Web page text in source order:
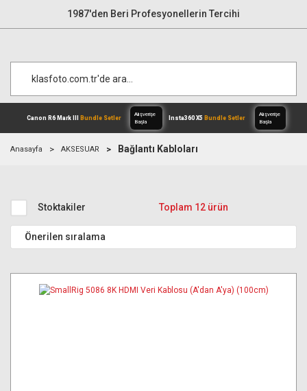
1987'den Beri Profesyonellerin Tercihi
Başla
Anasayfa AKSESUAR Bağlantı Kabloları
Stoktakiler Toplam 12 ürün